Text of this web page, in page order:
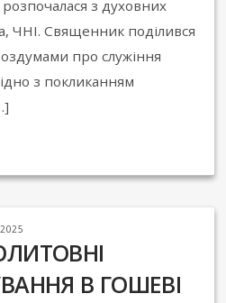
з духовних
ЧНІ. Священник поділився
про служіння
з покликанням
В ГОШЕВІ